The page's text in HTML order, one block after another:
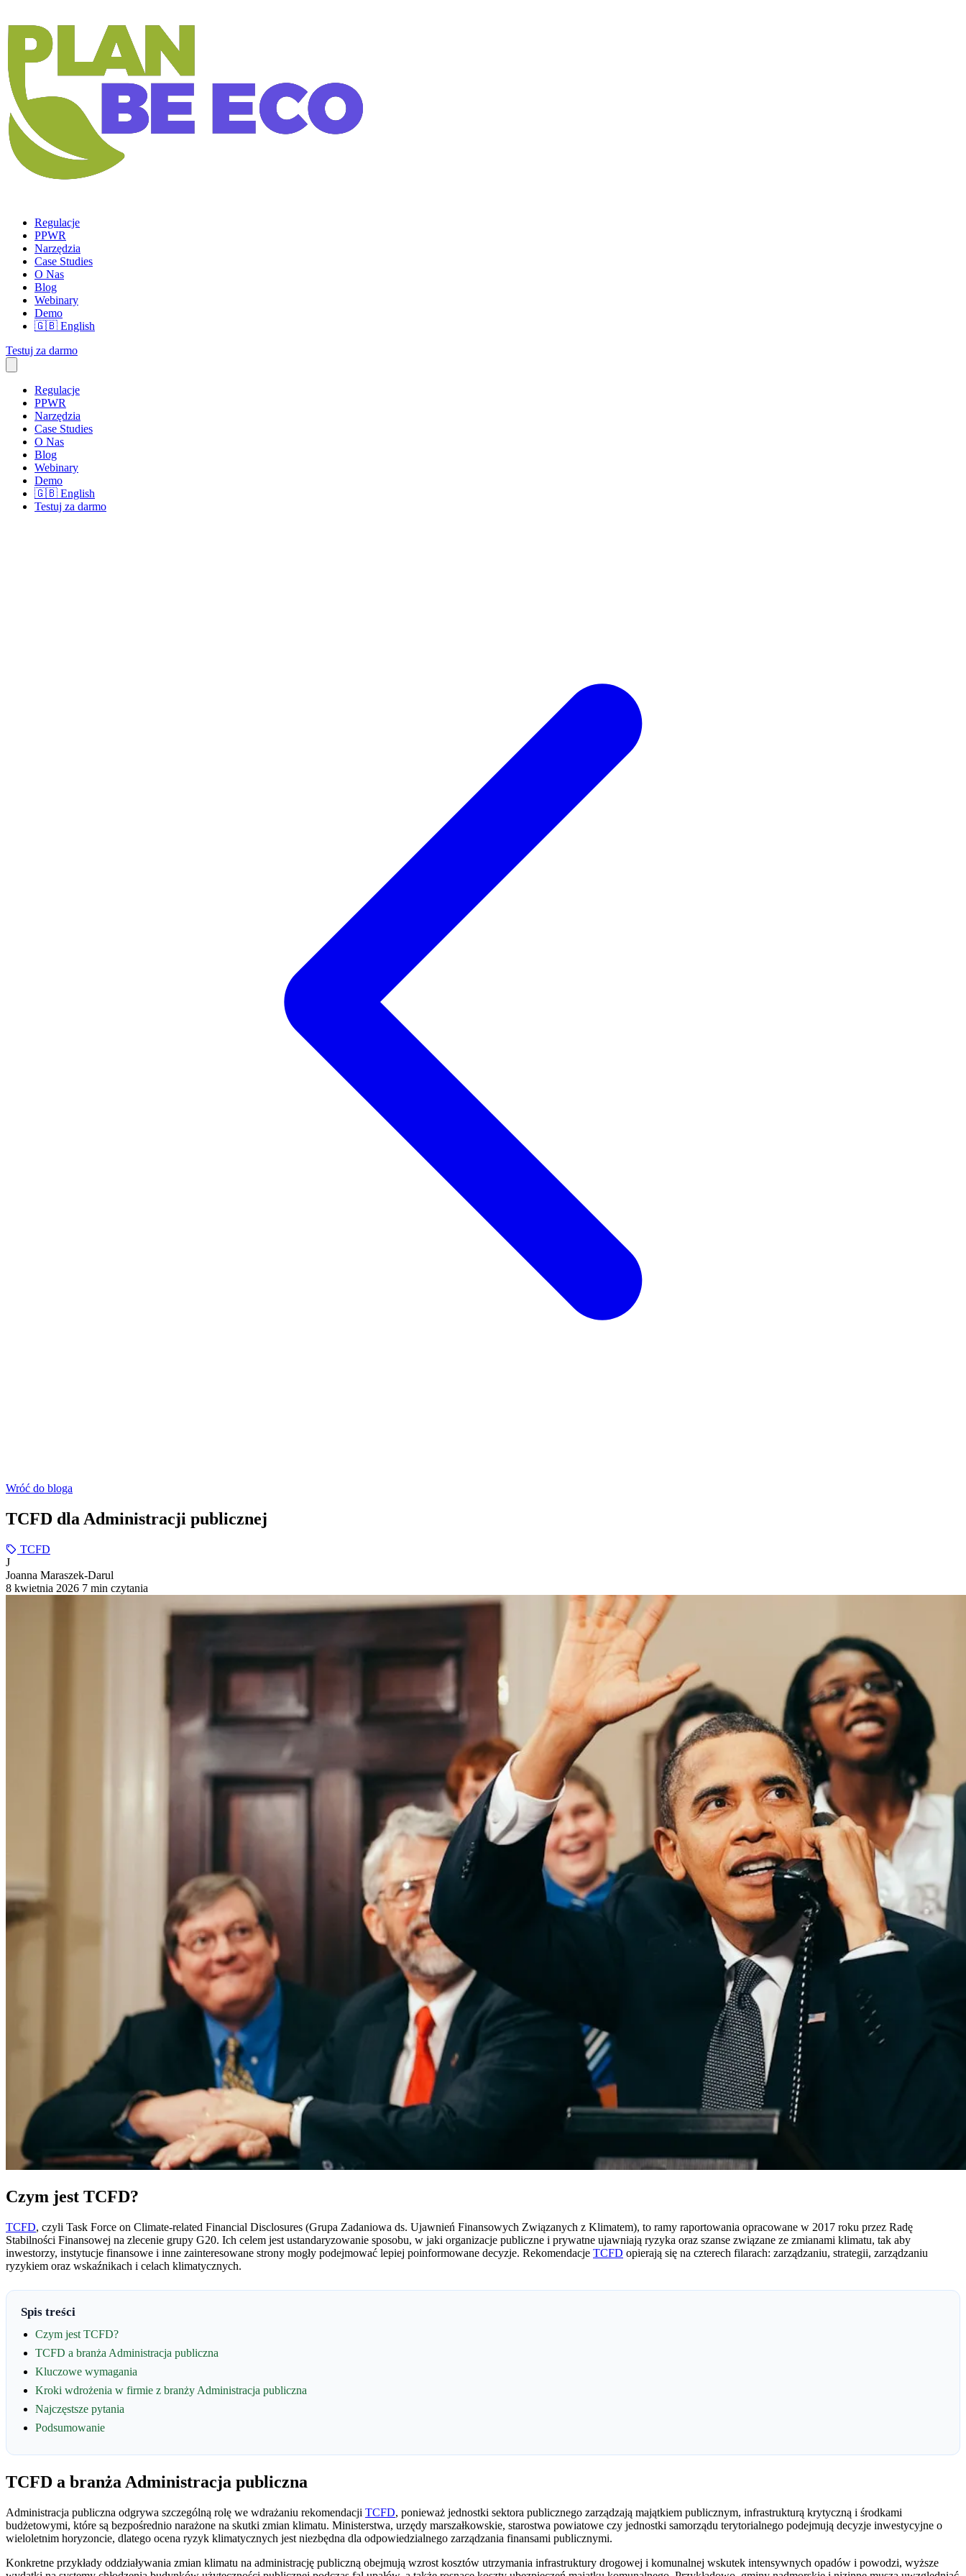
Regulacje
PPWR
Narzędzia
Case Studies
O Nas
Blog
Webinary
Demo
🇬🇧 English
Testuj za darmo
Regulacje
PPWR
Narzędzia
Case Studies
O Nas
Blog
Webinary
Demo
🇬🇧 English
Testuj za darmo
Wróć do bloga
TCFD dla Administracji publicznej
TCFD
J
Joanna Maraszek-Darul
8 kwietnia 2026 7 min czytania
Czym jest TCFD?
TCFD, czyli Task Force on Climate-related Financial Disclosures (Grupa Zadaniowa ds. Ujawnień Finansowych Związanych z Klimatem), to ramy raportowania opracowane w 2017 roku przez Radę
Stabilności Finansowej na zlecenie grupy G20. Ich celem jest ustandaryzowanie sposobu, w jaki organizacje publiczne i prywatne ujawniają ryzyka oraz szanse związane ze zmianami klimatu, tak aby
inwestorzy, instytucje finansowe i inne zainteresowane strony mogły podejmować lepiej poinformowane decyzje. Rekomendacje TCFD opierają się na czterech filarach: zarządzaniu, strategii, zarządzaniu
ryzykiem oraz wskaźnikach i celach klimatycznych.
Spis treści
Czym jest TCFD?
TCFD a branża Administracja publiczna
Kluczowe wymagania
Kroki wdrożenia w firmie z branży Administracja publiczna
Najczęstsze pytania
Podsumowanie
TCFD a branża Administracja publiczna
Administracja publiczna odgrywa szczególną rolę we wdrażaniu rekomendacji TCFD, ponieważ jednostki sektora publicznego zarządzają majątkiem publicznym, infrastrukturą krytyczną i środkami
budżetowymi, które są bezpośrednio narażone na skutki zmian klimatu. Ministerstwa, urzędy marszałkowskie, starostwa powiatowe czy jednostki samorządu terytorialnego podejmują decyzje inwestycyjne o
wieloletnim horyzoncie, dlatego ocena ryzyk klimatycznych jest niezbędna dla odpowiedzialnego zarządzania finansami publicznymi.
Konkretne przykłady oddziaływania zmian klimatu na administrację publiczną obejmują wzrost kosztów utrzymania infrastruktury drogowej i komunalnej wskutek intensywnych opadów i powodzi, wyższe